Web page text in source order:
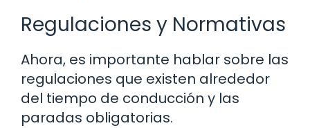
Regulaciones y Normativas
Ahora, es importante hablar sobre las
regulaciones que existen alrededor
del tiempo de conducción y las
paradas obligatorias.